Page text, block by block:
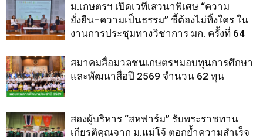
ม.เกษตรฯ เปิดเวทีเสวนาพิเศษ “ความ
ยั่งยืน–ความเป็นธรรม” ชี้ต้องไม่ทิ้งใคร ใน
งานการประชุมทางวิชาการ มก. ครั้งที่ 64
สมาคมสื่อมวลชนเกษตรฯมอบทุนการศึกษา
และพัฒนาสื่อปี 2569 จำนวน 62 ทุน
สองผู้บริหาร “สหฟาร์ม” รับพระราชทาน
เกียรติคุณจาก ม.แม่โจ้ ตอกย้ำความสำเร็จ